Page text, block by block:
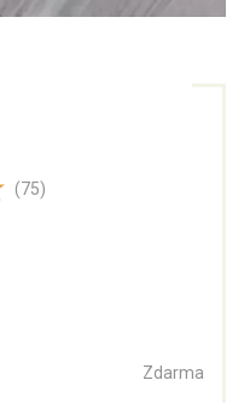
(75)
Zdarma